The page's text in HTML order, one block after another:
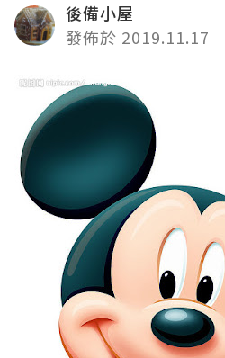
後備小屋
發佈於 2019.11.17